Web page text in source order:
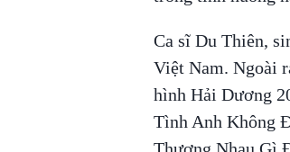
Ca sĩ Du Thiên,
Việt Nam. Ngoài
hình Hải Dương
Tình Anh Không